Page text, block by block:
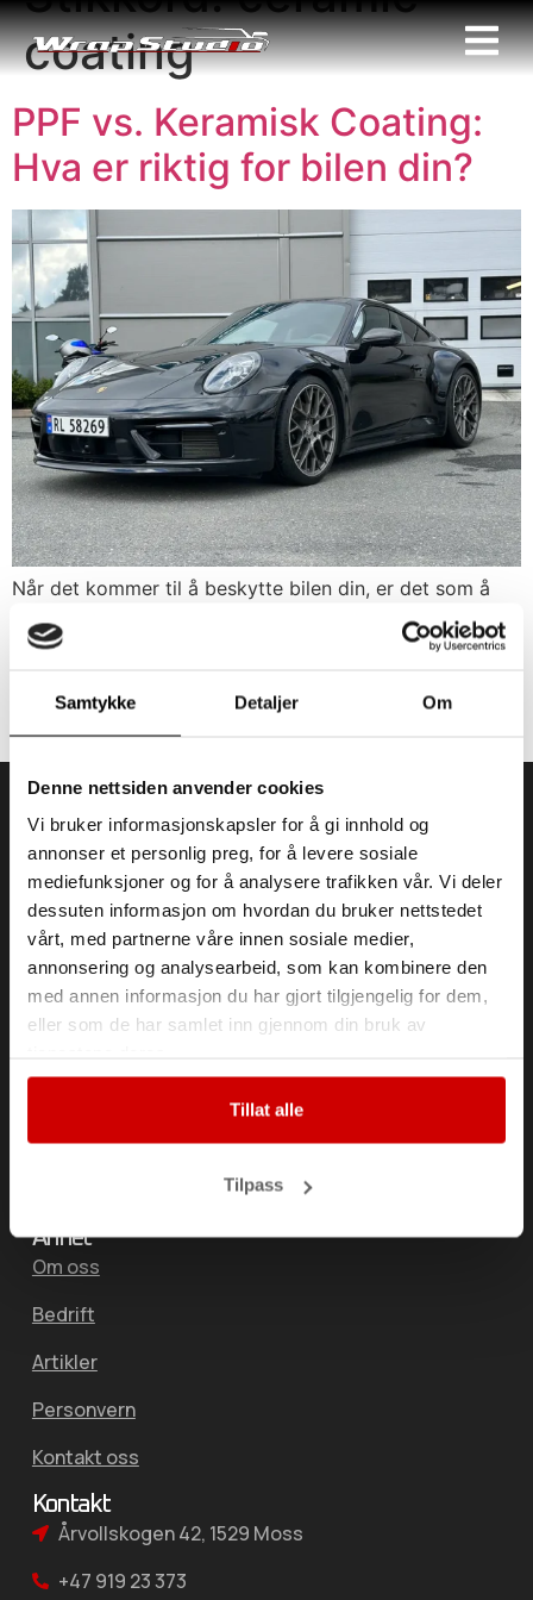
Samtykke Detaljer Om
Denne nettsiden anvender cookies
Vi bruker informasjonskapsler for å gi innhold og
annonser et personlig preg, for å levere sosiale
mediefunksjoner og for å analysere trafikken vår. Vi deler
dessuten informasjon om hvordan du bruker nettstedet
vårt, med partnerne våre innen sosiale medier,
annonsering og analysearbeid, som kan kombinere den
med annen informasjon du har gjort tilgjengelig for dem,
eller som de har samlet inn gjennom din bruk av
Tillat alle
Tilpass
coating
PPF vs. Keramisk Coating:
Hva er riktig for bilen din?
Når det kommer til å beskytte bilen din, er det som å
velge mellom to superhelter: Paint Protection Film (PPF)
og keramisk coating. Begge har sine unike superkrefter,
en humoristisk og vennlig tur gjennom bilbeskyttelsens
verden! Hva er PPF og hvorfor er det […]
WrapStudioNorway AS er et dedikert team med til
sammen 15 års erfaring innen foliering, kjøretøy
tilpasning og fargeendring.
Tjenester
Solfilm
Annet
Om oss
Bedrift
Artikler
Personvern
Kontakt oss
Kontakt
Årvollskogen 42, 1529 Moss
+47 919 23 373